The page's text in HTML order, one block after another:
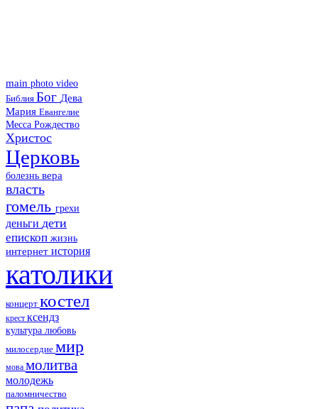
main photo video
Библия Бог Дева
Мария Евангелие
Месса Рождество
Христос
Церковь
болезнь вера
власть
гомель грехи
деньги дети
епископ жизнь
интернет история
католики
концерт костел
крест ксендз
культура любовь
милосердие мир
мова молитва
молодежь
паломничество